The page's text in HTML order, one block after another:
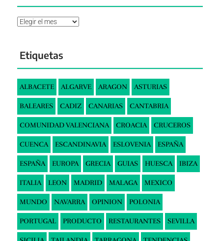
Archivos
Etiquetas
ALBACETE ALGARVE ARAGON ASTURIAS
BALEARES CADIZ CANARIAS CANTABRIA
COMUNIDAD VALENCIANA CROACIA CRUCEROS
CUENCA ESCANDINAVIA ESLOVENIA ESPAÑA
ESPAÑA EUROPA GRECIA GUIAS HUESCA IBIZA
ITALIA LEON MADRID MALAGA MEXICO
MUNDO NAVARRA OPINION POLONIA
PORTUGAL PRODUCTO RESTAURANTES SEVILLA